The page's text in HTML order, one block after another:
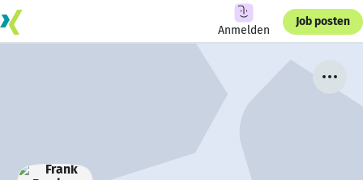
Anmelden
Job posten